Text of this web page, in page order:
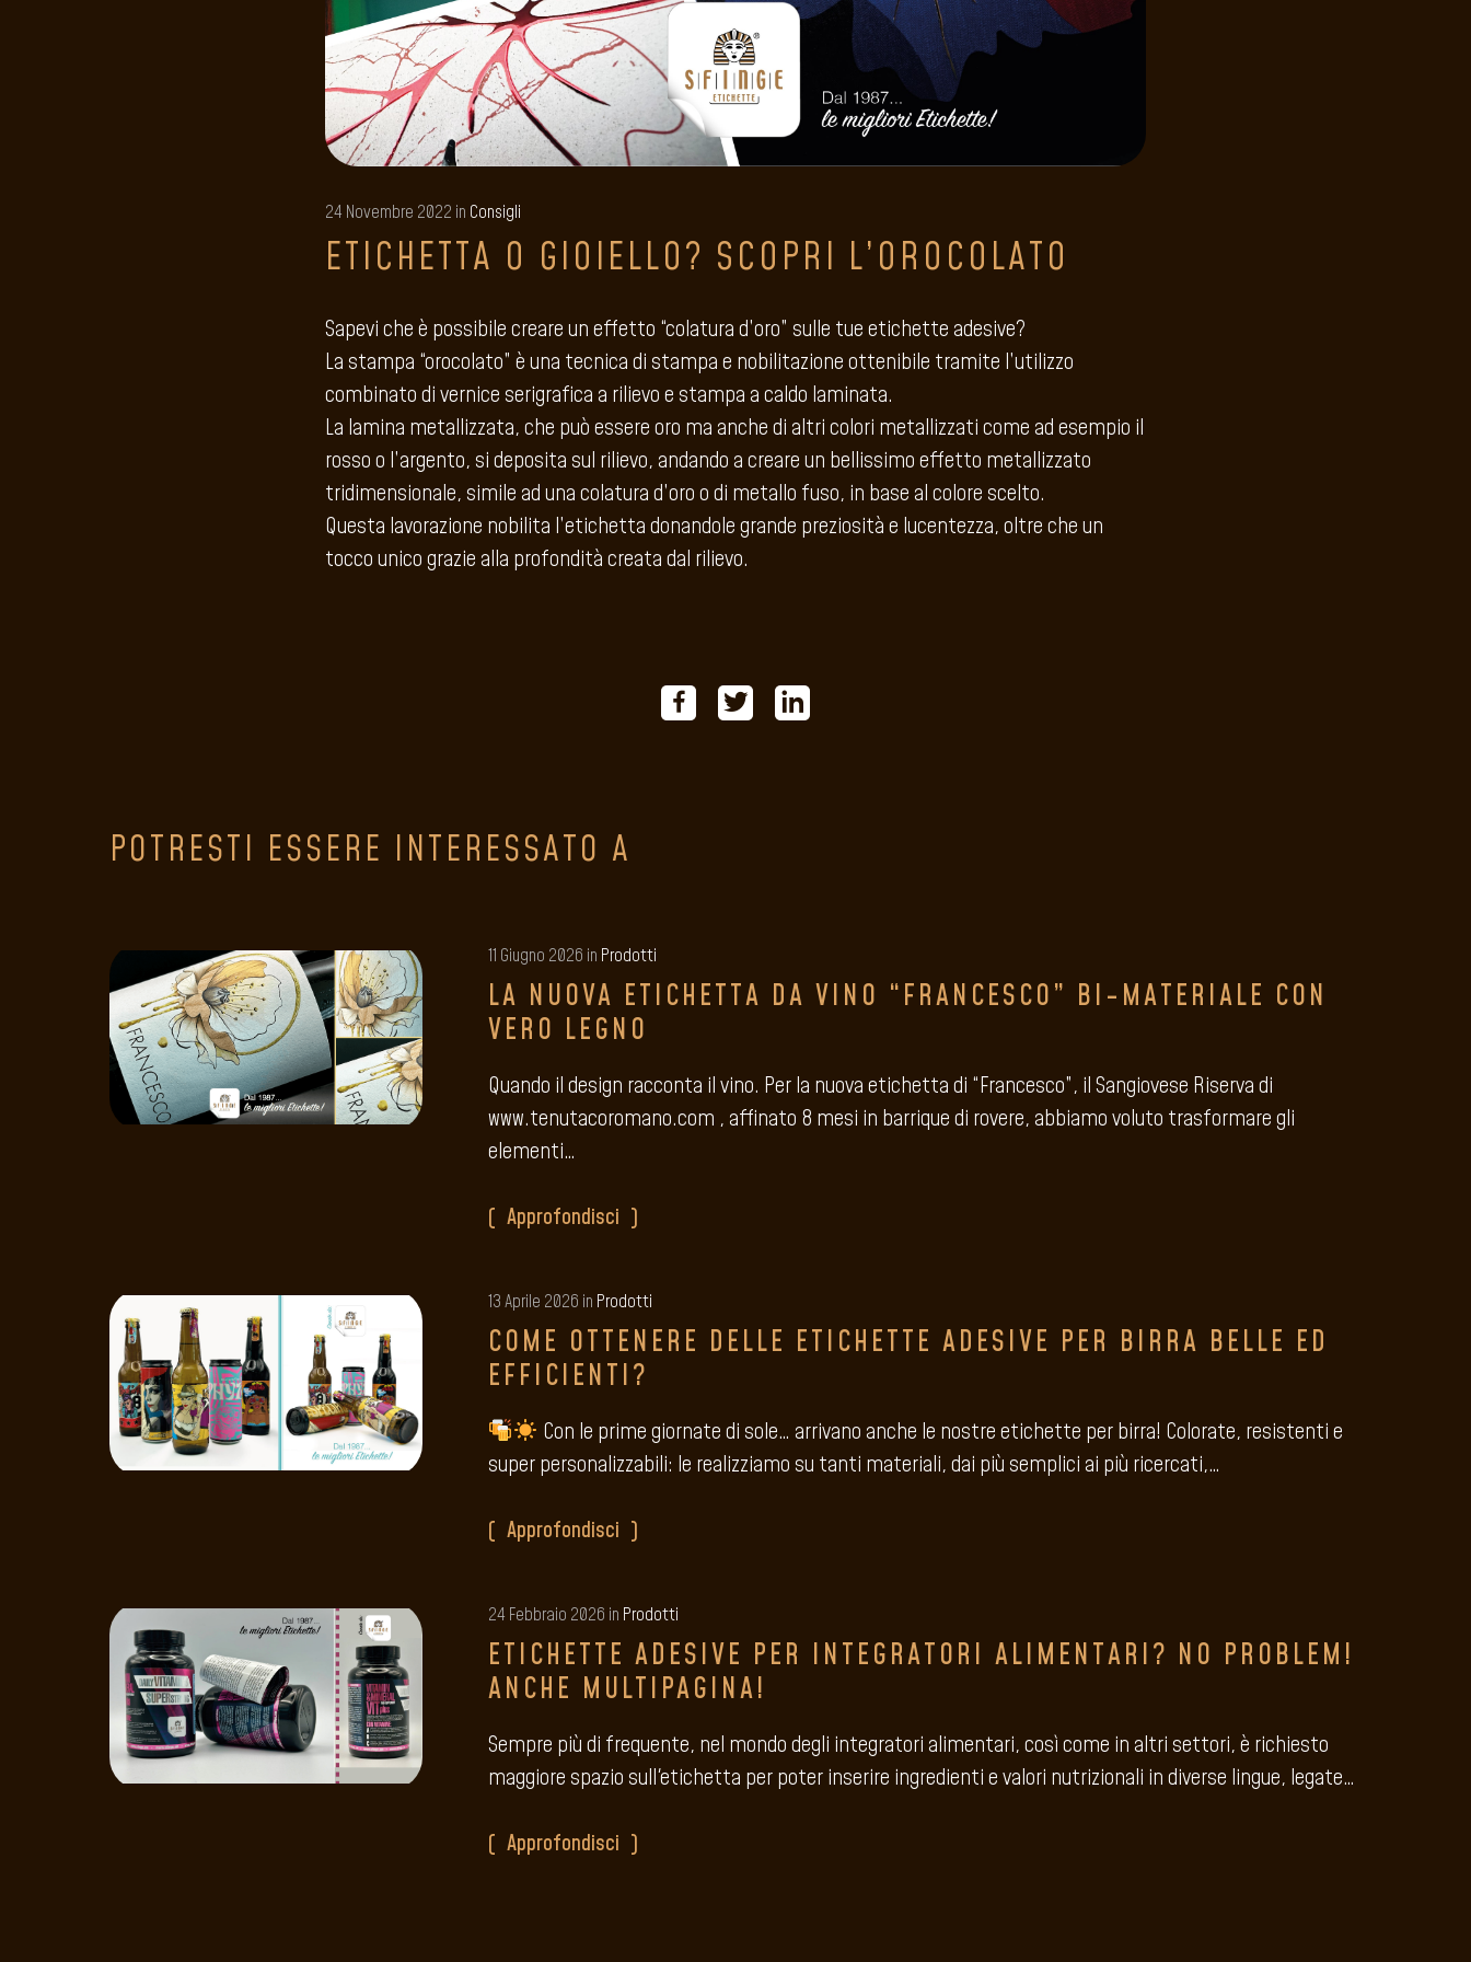
24 Novembre 2022 in Consigli
ETICHETTA O GIOIELLO? SCOPRI L’OROCOLATO
Sapevi che è possibile creare un effetto “colatura d’oro” sulle tue etichette adesive?
La stampa “orocolato” è una tecnica di stampa e nobilitazione ottenibile tramite l’utilizzo
combinato di vernice serigrafica a rilievo e stampa a caldo laminata.
La lamina metallizzata, che può essere oro ma anche di altri colori metallizzati come ad esempio il
rosso o l’argento, si deposita sul rilievo, andando a creare un bellissimo effetto metallizzato
tridimensionale, simile ad una colatura d’oro o di metallo fuso, in base al colore scelto.
Questa lavorazione nobilita l’etichetta donandole grande preziosità e lucentezza, oltre che un
tocco unico grazie alla profondità creata dal rilievo.
POTRESTI ESSERE INTERESSATO A
11 Giugno 2026 in Prodotti
LA NUOVA ETICHETTA DA VINO “FRANCESCO” BI-MATERIALE CON
VERO LEGNO
Quando il design racconta il vino. Per la nuova etichetta di “Francesco”, il Sangiovese Riserva di
www.tenutacoromano.com , affinato 8 mesi in barrique di rovere, abbiamo voluto trasformare gli
elementi…
Approfondisci
13 Aprile 2026 in Prodotti
COME OTTENERE DELLE ETICHETTE ADESIVE PER BIRRA BELLE ED
EFFICIENTI?
Con le prime giornate di sole… arrivano anche le nostre etichette per birra! Colorate, resistenti e
super personalizzabili: le realizziamo su tanti materiali, dai più semplici ai più ricercati,…
Approfondisci
24 Febbraio 2026 in Prodotti
ETICHETTE ADESIVE PER INTEGRATORI ALIMENTARI? NO PROBLEM!
ANCHE MULTIPAGINA!
Sempre più di frequente, nel mondo degli integratori alimentari, così come in altri settori, è richiesto
maggiore spazio sull'etichetta per poter inserire ingredienti e valori nutrizionali in diverse lingue, legate…
Approfondisci